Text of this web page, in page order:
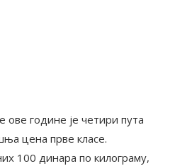
ове године је четири пута
цена прве класе.
100 динара по килограму,